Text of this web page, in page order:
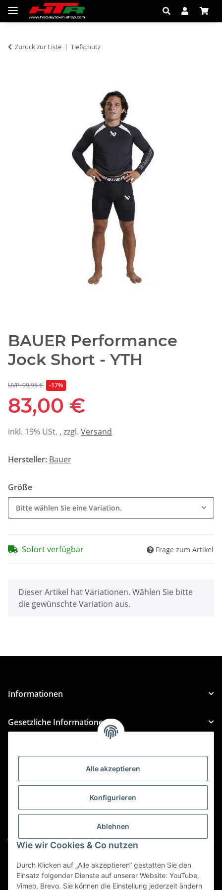
Alle akzeptieren
Konfigurieren
Ablehnen
Wie wir Cookies & Co nutzen
Durch Klicken auf „Alle akzeptieren“ gestatten Sie den
Einsatz folgender Dienste auf unserer Website: YouTube,
Vimeo, Brevo. Sie können die Einstellung jederzeit ändern
Zurück zur Liste Tiefschutz
BAUER Performance
Jock Short - YTH
UVP: 99,95 € -17%
83,00 €
inkl. 19% USt. , zzgl. Versand
Hersteller: Bauer
Größe
Bitte wählen Sie eine Variation.
Sofort verfügbar Frage zum Artikel
x
Dieser Artikel hat Variationen. Wählen Sie bitte
die gewünschte Variation aus.
Informationen
Gesetzliche Informationen
Für Custom Anfragen und Custom Bestellungen auch
custom@htr-shop.com
Für Trikot-Anfragen und Bestellungen
teamwear@htr-shop.com
Für Reklamationen und Retouren